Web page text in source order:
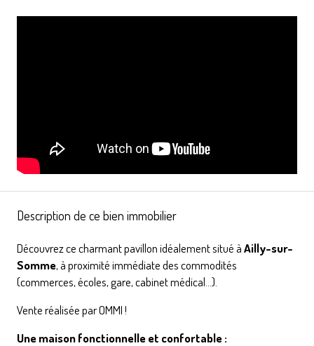
Description de ce bien immobilier
Découvrez ce charmant pavillon idéalement situé àAilly-sur-
Somme, à proximité immédiate des commodités
(commerces, écoles, gare, cabinet médical…).
Vente réalisée par OMMI !
Une maison fonctionnelle et confortable :